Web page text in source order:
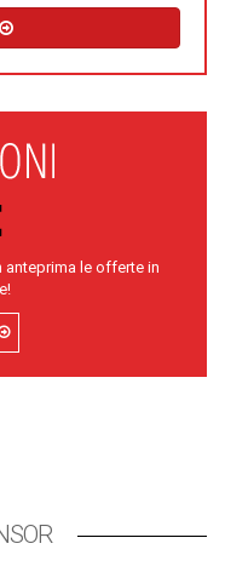
anteprima le offerte in